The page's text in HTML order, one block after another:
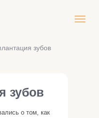
зубов
зубов
о том, как